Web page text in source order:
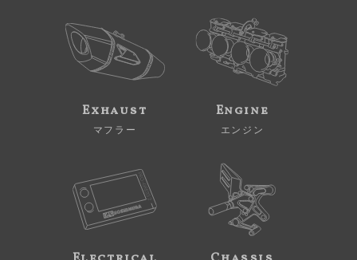
Exhaust
マフラー
Engine
エンジン